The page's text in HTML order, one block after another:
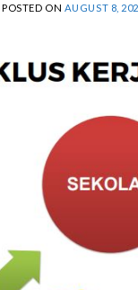
POSTED ON AUGUST 8,